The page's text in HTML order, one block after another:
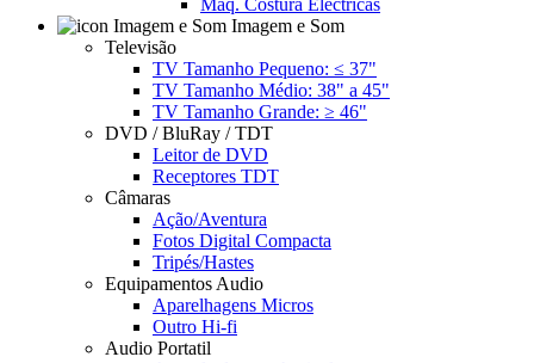
Maq. Costura Electricas
Imagem e Som
Televisão
TV Tamanho Pequeno: ≤ 37"
TV Tamanho Médio: 38" a 45"
TV Tamanho Grande: ≥ 46"
DVD / BluRay / TDT
Leitor de DVD
Receptores TDT
Câmaras
Ação/Aventura
Fotos Digital Compacta
Tripés/Hastes
Equipamentos Audio
Aparelhagens Micros
Outro Hi-fi
Audio Portatil